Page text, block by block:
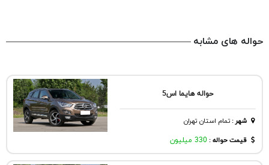
حواله های مشابه
حواله هایما اس5
شهر:تمام استان تهران
قیمت حواله : 330 میلیون